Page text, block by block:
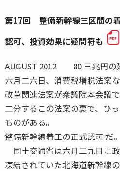
第17回 整備新幹線三区間の
認可、投資効果に疑問符も
AUGUST 2012 80 三兆円の
六月二六日、消費税増税法案
改革関連法案が衆議院本会議
二分するこの法案の裏で、ひ
ものがある。
整備新幹線着工の正式認可 だ。
国土交通省は六月二九日に政
凍結されていた北海道新幹線